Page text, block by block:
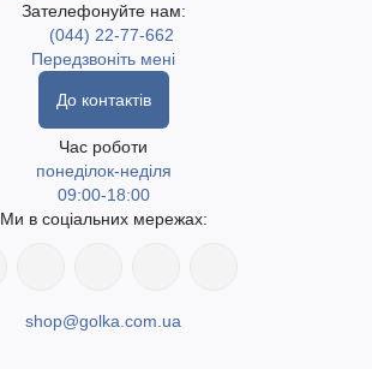
Зателефонуйте нам:
(044) 22-77-662
Передзвоніть мені
До контактів
Час роботи
понеділок-неділя
09:00-18:00
Ми в соціальних мережах:
shop@golka.com.ua